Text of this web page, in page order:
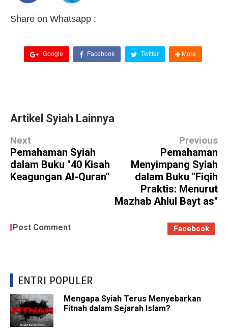
Share on Whatsapp :
Google Facebook Twitter More
Artikel Syiah Lainnya
Next
Pemahaman Syiah
dalam Buku "40 Kisah
Keagungan Al-Quran"
Previous
Pemahaman
Menyimpang Syiah
dalam Buku "Fiqih
Praktis: Menurut
Mazhab Ahlul Bayt as"
Post Comment Facebook
ENTRI POPULER
Mengapa Syiah Terus Menyebarkan
Fitnah dalam Sejarah Islam?